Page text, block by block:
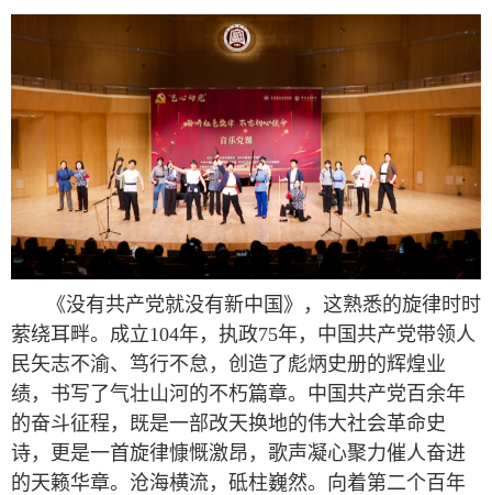
《没有共产党就没有新中国》，这熟悉的旋律时时
萦绕耳畔。成立104年，执政75年，中国共产党带领人
民矢志不渝、笃行不怠，创造了彪炳史册的辉煌业
绩，书写了气壮山河的不朽篇章。中国共产党百余年
的奋斗征程，既是一部改天换地的伟大社会革命史
诗，更是一首旋律慷慨激昂，歌声凝心聚力催人奋进
的天籁华章。沧海横流，砥柱巍然。向着第二个百年